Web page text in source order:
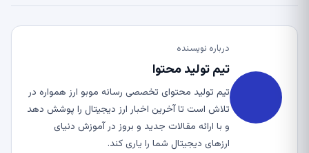
درباره نویسنده
تیم تولید محتوا
تیم تولید محتوای تخصصی رسانه موبو ارز همواره در
تلاش است تا آخرین اخبار ارز دیجیتال را پوشش دهد
و با ارائه مقالات جدید و بروز در آموزش دنیای
ارزهای دیجیتال شما را یاری کند.